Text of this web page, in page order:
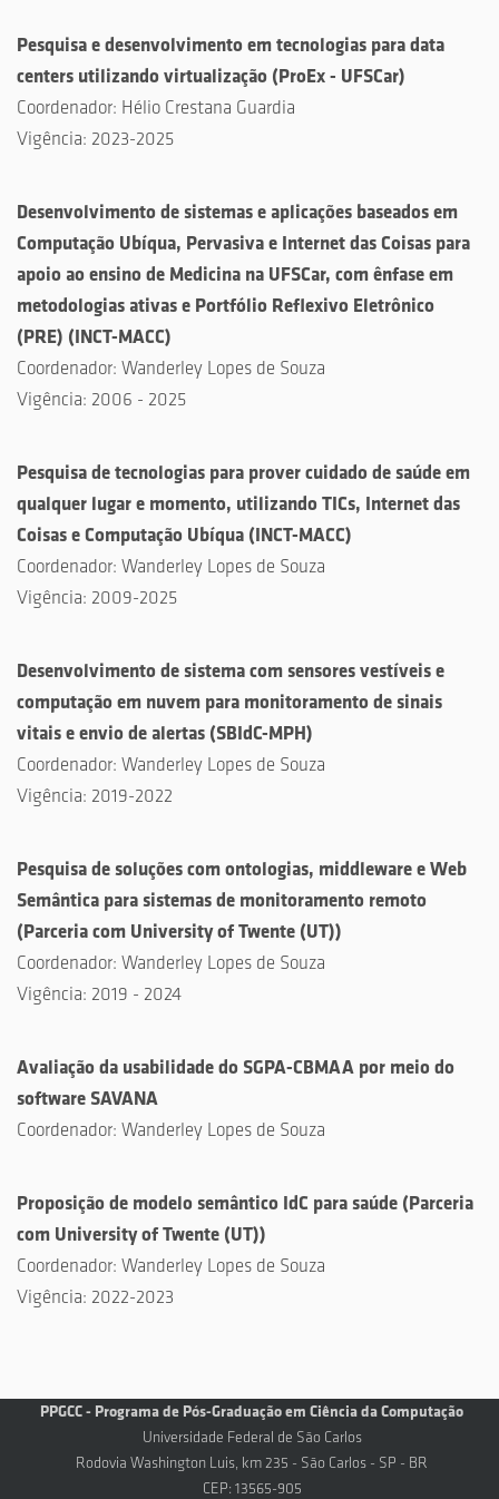
Pesquisa e desenvolvimento em tecnologias para data
centers utilizando virtualização ( ProEx - UFSCar)
Coordenador: Hélio Crestana Guardia
Vigência: 2023-2025
Desenvolvimento de sistemas e aplicações baseados em
Computação Ubíqua, Pervasiva e Internet das Coisas para
apoio ao ensino de Medicina na UFSCar, com ênfase em
metodologias ativas e Portfólio Reflexivo Eletrônico
(PRE) ( INCT-MACC)
Coordenador: Wanderley Lopes de Souza
Vigência: 2006 - 2025
Pesquisa de tecnologias para prover cuidado de saúde em
qualquer lugar e momento, utilizando TICs, Internet das
Coisas e Computação Ubíqua ( INCT-MACC)
Coordenador: Wanderley Lopes de Souza
Vigência: 2009-2025
Desenvolvimento de sistema com sensores vestíveis e
computação em nuvem para monitoramento de sinais
vitais e envio de alertas (SBIdC-MPH)
Coordenador: Wanderley Lopes de Souza
Vigência: 2019-2022
Pesquisa de soluções com ontologias, middleware e Web
Semântica para sistemas de monitoramento remoto
( Parceria com University of Twente (UT))
Coordenador: Wanderley Lopes de Souza
Vigência: 2019 - 2024
Avaliação da usabilidade do SGPA-CBMAA por meio do
software SAVANA
Coordenador: Wanderley Lopes de Souza
Proposição de modelo semântico IdC para saúde ( Parceria
com University of Twente (UT))
Coordenador: Wanderley Lopes de Souza
Vigência: 2022-2023
PPGCC - Programa de Pós-Graduação em Ciência da Computação
Universidade Federal de São Carlos
Rodovia Washington Luis, km 235 - São Carlos - SP - BR
CEP: 13565-905